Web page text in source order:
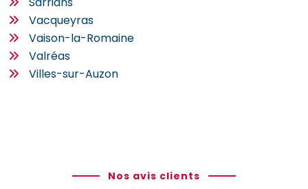
Vacqueyras
Vaison-la-Romaine
Valréas
Villes-sur-Auzon
Nos avis clients